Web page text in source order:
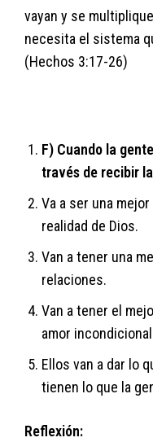
vayan y se
necesita el sistema
(Hechos 3:17-26)
F) Cuando la
través de recibir
Va a ser una
realidad de Dios.
Van a tener una
relaciones.
Van a tener el
amor
Ellos van a dar lo
tienen lo que la
Reflexión: